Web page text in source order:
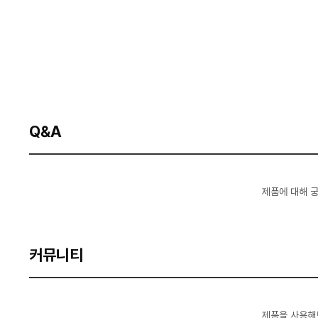
Q&A
제품에 대해
커뮤니티
제품을 사용